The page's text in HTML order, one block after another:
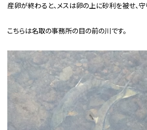
産卵が終わると、メスは卵の上に砂利を被せ、守
こちらは名取の事務所の目の前の川です。